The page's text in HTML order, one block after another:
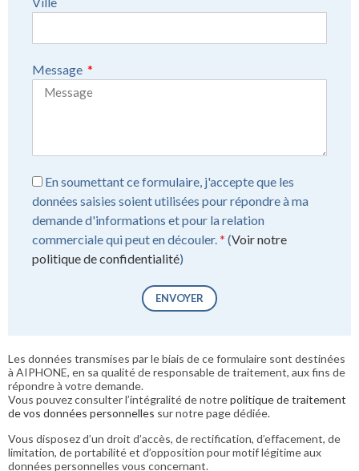
Message
En soumettant ce formulaire, j'accepte que les
données saisies soient utilisées pour répondre à ma
demande d'informations et pour la relation
commerciale qui peut en découler. * (Voir notre
politique de confidentialité)
ENVOYER
Les données transmises par le biais de ce formulaire sont destinées
à AIPHONE, en sa qualité de responsable de traitement, aux fins de
répondre à votre demande.
Vous pouvez consulter l’intégralité de notrepolitique de traitement
de vos données personnelles sur notre page dédiée.
Vous disposez d’un droit d’accès, de rectification, d’effacement, de
limitation, de portabilité et d’opposition pour motif légitime aux
données personnelles vous concernant.